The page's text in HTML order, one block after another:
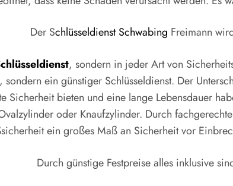
Der Schlüsseldienst Schwabing Freimann
, sondern in jeder Art von
sondern ein günstiger Schlüsseldienst. Der
Sicherheit bieten und eine lange Lebensdauer
oder Knaufzylinder. Durch
ein großes Maß an Sicherheit vor
Durch günstige Festpreise alles inklusive